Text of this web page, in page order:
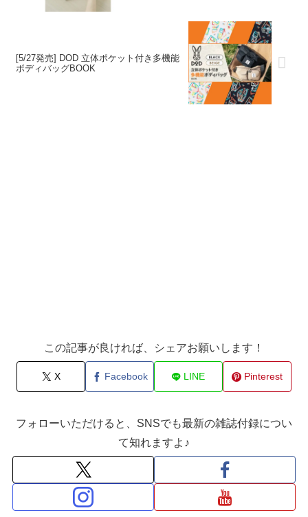
[5/27発売] DOD 立体ポケット付き多機能
ボディバッグBOOK
この記事が良ければ、シェアお願いします！
X Facebook LINE Pinterest
フォローいただけると、SNSでも最新の雑誌付録につい
て知れますよ♪